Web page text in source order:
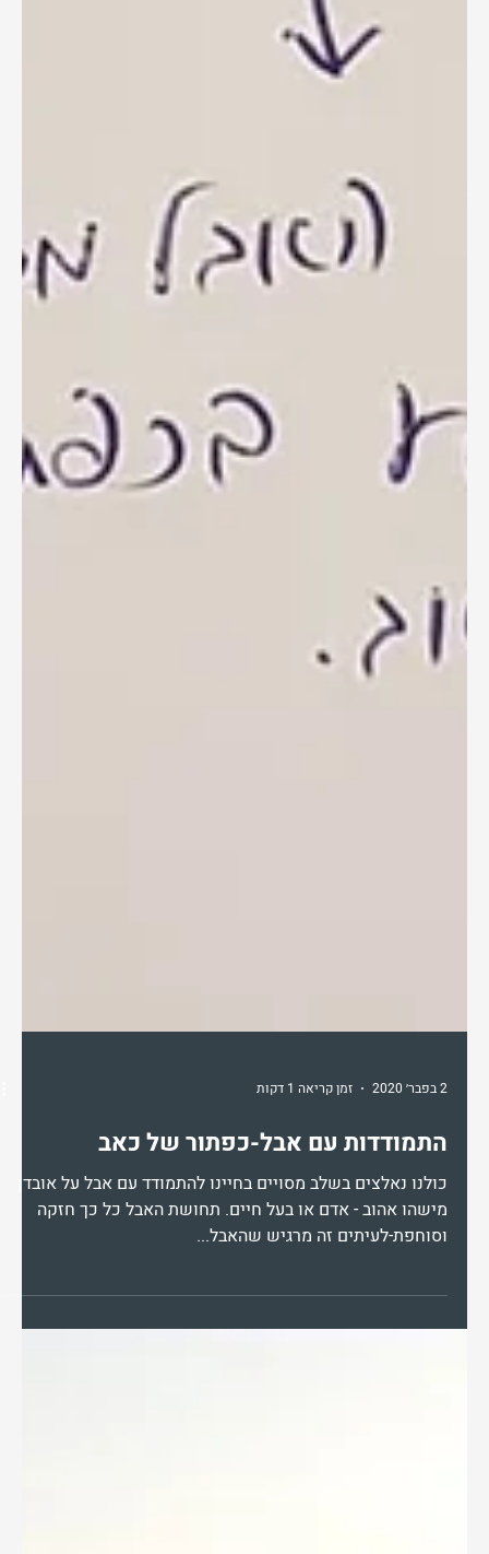
2 בפבר׳ 2020 זמן קריאה 1 דקות
התמודדות עם אבל-כפתור של כאב
כולנו נאלצים בשלב מסויים בחיינו להתמודד עם אבל על אובדן
וסוחפת-לעיתים זה מרגיש שהאבל...